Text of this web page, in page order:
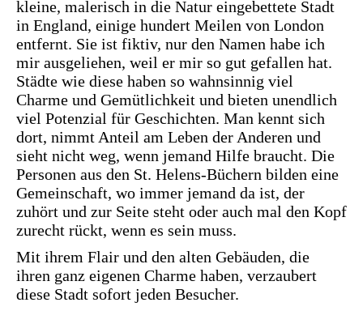
kleine, malerisch in die Natur eingebettete Stadt
in England, einige hundert Meilen von London
entfernt. Sie ist fiktiv, nur den Namen habe ich
mir ausgeliehen, weil er mir so gut gefallen hat.
Städte wie diese haben so wahnsinnig viel
Charme und Gemütlichkeit und bieten unendlich
viel Potenzial für Geschichten. Man kennt sich
dort, nimmt Anteil am Leben der Anderen und
sieht nicht weg, wenn jemand Hilfe braucht. Die
Personen aus den St. Helens-Büchern bilden eine
Gemeinschaft, wo immer jemand da ist, der
zuhört und zur Seite steht oder auch mal den Kopf
zurecht rückt, wenn es sein muss.
Mit ihrem Flair und den alten Gebäuden, die
ihren ganz eigenen Charme haben, verzaubert
diese Stadt sofort jeden Besucher.